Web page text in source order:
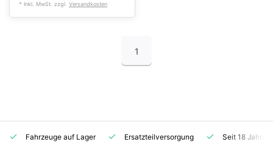
* Inkl. MwSt. zzgl. Versandkosten
1
Fahrzeuge auf Lager Ersatzteilversorgung Seit 18